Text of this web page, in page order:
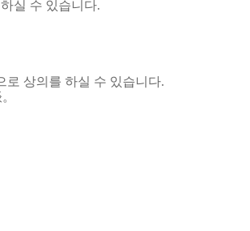
실 수 있습니다.
로 상의를 하실 수 있습니다.